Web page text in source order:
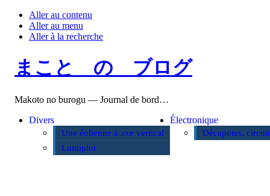
Aller au contenu
Aller au menu
Aller à la recherche
まこと の ブログ
Makoto no burogu — Journal de bord…
Divers
Une éolienne à axe vertical
Lumiplot
Électronique
Décapotes,